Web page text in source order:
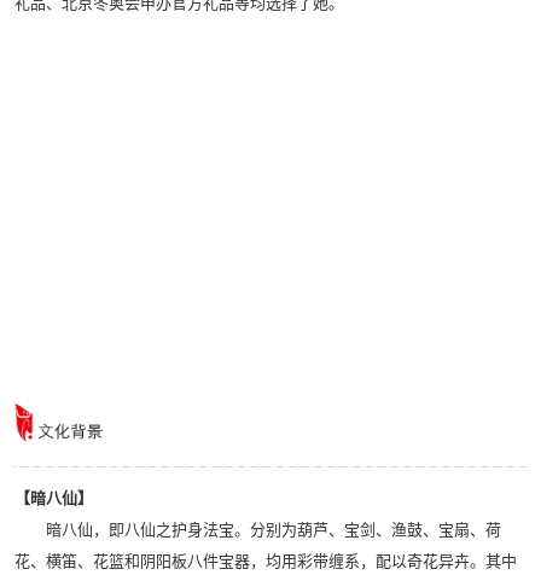
【暗八仙】
暗八仙，即八仙之护身法宝。分别为葫芦、宝剑、渔鼓、宝扇、荷
花、横笛、花篮和阴阳板八件宝器，均用彩带缠系，配以奇花异卉。其中